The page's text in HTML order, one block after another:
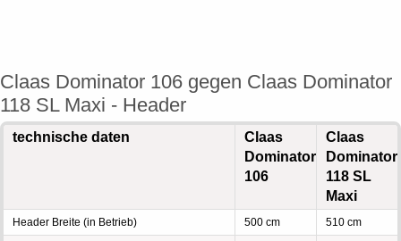
Claas Dominator 106 gegen Claas Dominator
118 SL Maxi - Header
technische daten
Claas
Dominator
106
Claas
Dominator
118 SL
Maxi
Header Breite (in Betrieb) 500 cm 510 cm